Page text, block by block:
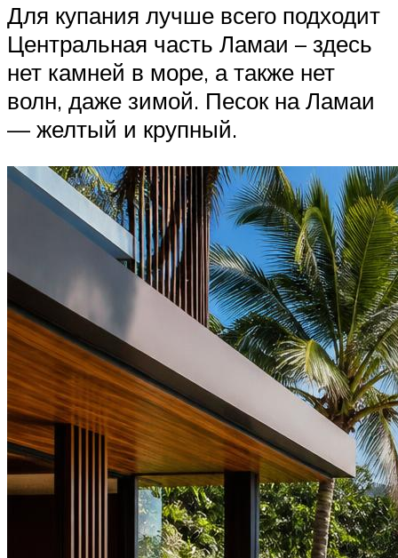
Для купания лучше всего подходит
Центральная часть Ламаи – здесь
нет камней в море, а также нет
волн, даже зимой. Песок на Ламаи
— желтый и крупный.